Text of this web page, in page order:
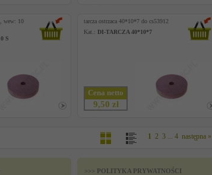
wew: 10
S
tarcza ostrzaca 40*10*7 do cs53912
Kat.: DI-TARCZA 40*10*7
Cena netto
9,50 zł
1 2 3 ... 4 następna »
>>> POLITYKA PRYWATNOŚCI